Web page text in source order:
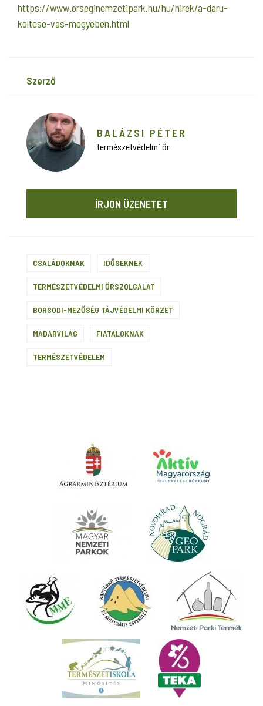
https://www.orseginemzetipark.hu/hu/hirek/a-daru-
koltese-vas-megyeben.html
szerző
BALÁZSI PÉTER
természetvédelmi őr
ÍRJON ÜZENETET
CSALÁDOKNAK IDŐSEKNEK
TERMÉSZETVÉDELMI ŐRSZOLGÁLAT
BORSODI-MEZŐSÉG TÁJVÉDELMI KÖRZET
MADÁRVILÁG FIATALOKNAK
TERMÉSZETVÉDELEM